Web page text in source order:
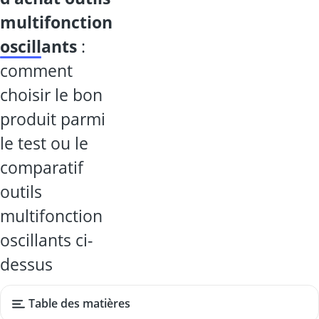
multifonction
oscillants :
comment
choisir le bon
produit parmi
le test ou le
comparatif
outils
multifonction
oscillants ci-
dessus
Table des matières